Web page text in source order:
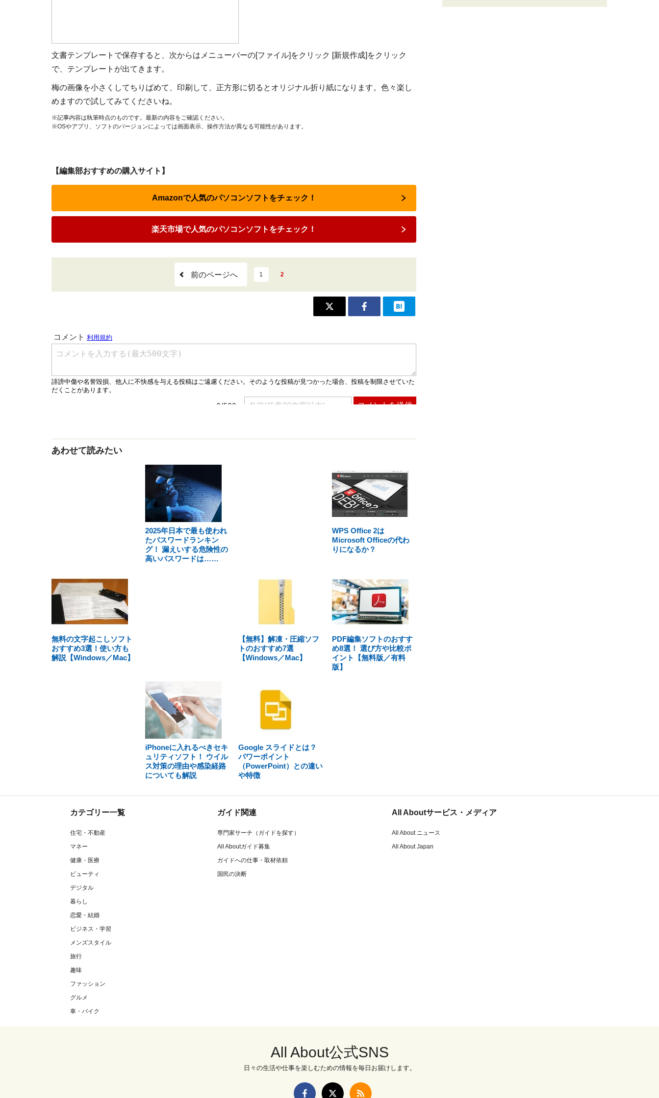
文書テンプレートで保存すると、次からはメニューバーの[ファイル]をクリック [新規作成]をクリック
で、テンプレートが出てきます。
梅の画像を小さくしてちりばめて、印刷して、正方形に切るとオリジナル折り紙になります。色々楽し
めますので試してみてくださいね。
※記事内容は執筆時点のものです。最新の内容をご確認ください。
※OSやアプリ、ソフトのバージョンによっては画面表示、操作方法が異なる可能性があります。
【編集部おすすめの購入サイト】
Amazonで人気のパソコンソフトをチェック！
楽天市場で人気のパソコンソフトをチェック！
前のページへ 1 2
あわせて読みたい
2025年日本で最も使われ
たパスワードランキン
グ！ 漏えいする危険性の
高いパスワードは……
WPS Office 2は
Microsoft Officeの代わ
りになるか？
無料の文字起こしソフト
おすすめ3選！使い方も
解説【Windows／Mac】
【無料】解凍・圧縮ソフ
トのおすすめ7選
【Windows／Mac】
PDF編集ソフトのおすす
め8選！ 選び方や比較ポ
イント【無料版／有料
版】
iPhoneに入れるべきセキ
ュリティソフト！ ウイル
ス対策の理由や感染経路
についても解説
Google スライドとは？
パワーポイント
（PowerPoint）との違い
や特徴
カテゴリー一覧
住宅・不動産
マネー
健康・医療
ビューティ
デジタル
暮らし
恋愛・結婚
ビジネス・学習
メンズスタイル
旅行
趣味
ファッション
グルメ
車・バイク
ガイド関連
専門家サーチ（ガイドを探す）
All Aboutガイド募集
ガイドへの仕事・取材依頼
国民の決断
All Aboutサービス・メディア
All About ニュース
All About Japan
All About公式SNS
日々の生活や仕事を楽しむための情報を毎日お届けします。